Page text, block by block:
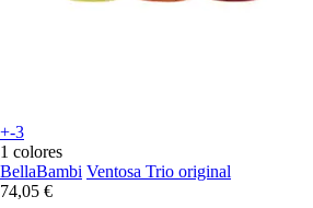
+-3
1 colores
BellaBambi Ventosa Trio original
74,05 €